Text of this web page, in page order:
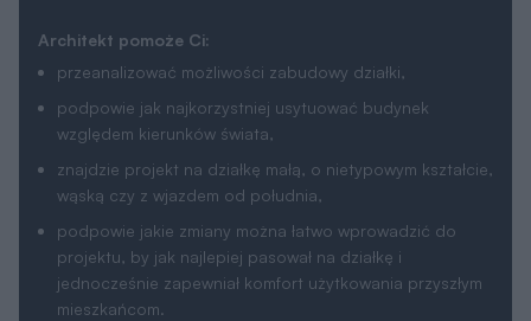
Architekt pomoże Ci:
przeanalizować możliwości zabudowy działki,
podpowie jak najkorzystniej usytuować budynek
względem kierunków świata,
znajdzie projekt na działkę małą, o nietypowym kształcie,
wąską czy z wjazdem od południa,
podpowie jakie zmiany można łatwo wprowadzić do
projektu, by jak najlepiej pasował na działkę i
jednocześnie zapewniał komfort użytkowania przyszłym
mieszkańcom.